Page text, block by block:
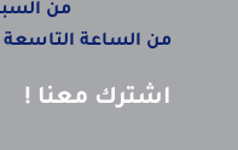
من
من الساعة
اشترك معنا !